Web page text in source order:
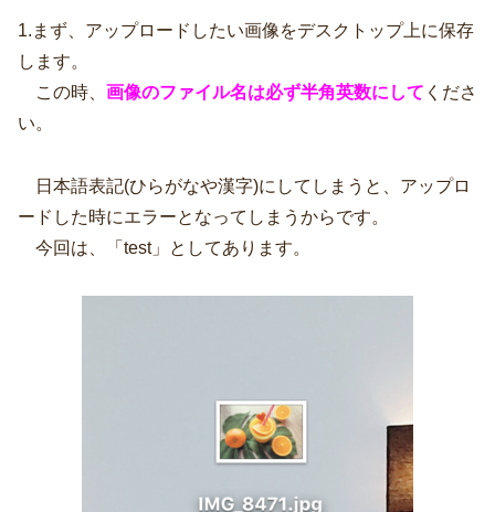
1.まず、アップロードしたい画像をデスクトップ上に保存
します。
この時、 画像のファイル名は必ず半角英数にして くださ
い。
日本語表記(ひらがなや漢字)にしてしまうと、アップロ
ードした時にエラーとなってしまうからです。
今回は、「test」としてあります。